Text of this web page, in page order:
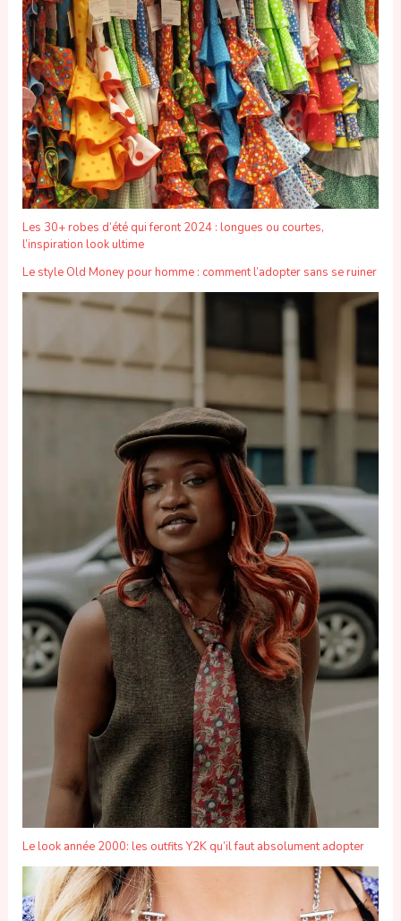
Les 30+ robes d’été qui feront 2024 : longues ou courtes,
l’inspiration look ultime
Le style Old Money pour homme : comment l’adopter sans se ruiner
Le look année 2000: les outfits Y2K qu’il faut absolument adopter